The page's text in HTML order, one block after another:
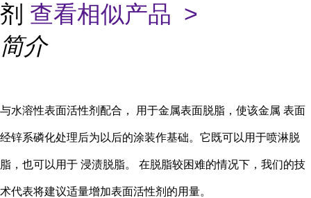
剂 查看相似产品 >
简介
与水溶性表面活性剂配合， 用于金属表面脱脂，使该金属 表面
经锌系磷化处理后为以后的涂装作基础。它既可以用于喷淋脱
脂，也可以用于 浸渍脱脂。 在脱脂较困难的情况下，我们的技
术代表将建议适量增加表面活性剂的用量。